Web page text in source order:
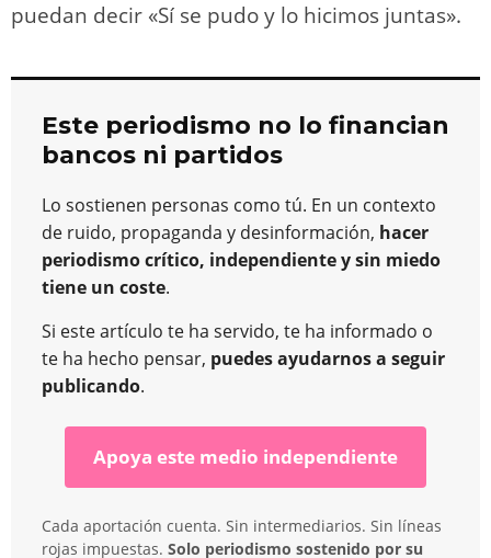
puedan decir «Sí se pudo y lo hicimos juntas».
Este periodismo no lo financian
bancos ni partidos
Lo sostienen personas como tú. En un contexto
de ruido, propaganda y desinformación, hacer
periodismo crítico, independiente y sin miedo
tiene un coste.
Si este artículo te ha servido, te ha informado o
te ha hecho pensar, puedes ayudarnos a seguir
publicando.
Apoya este medio independiente
Cada aportación cuenta. Sin intermediarios. Sin líneas
rojas impuestas. Solo periodismo sostenido por su